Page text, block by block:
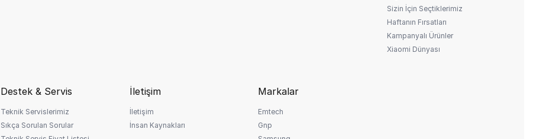
Sizin İçin Seçtiklerimiz
Haftanın Fırsatları
Kampanyalı Ürünler
Xiaomi Dünyası
Destek & Servis
Teknik Servislerimiz
Sıkça Sorulan Sorular
İletişim
İletişim
İnsan Kaynakları
Markalar
Emtech
Gnp